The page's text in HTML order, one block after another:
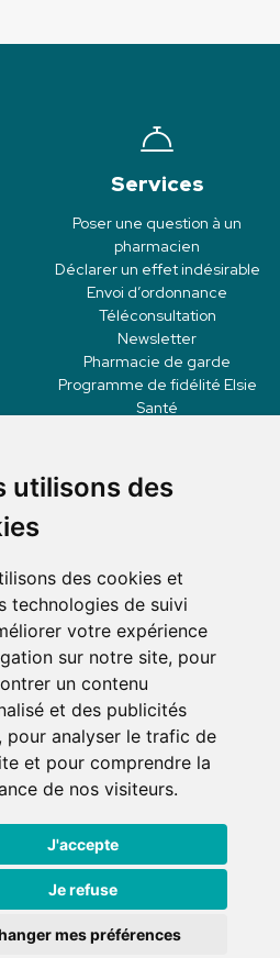
utilisons des
des cookies et
technologies de suivi
votre expérience
sur notre site, pour
un contenu
et des publicités
pour analyser le trafic de
et pour comprendre la
de nos visiteurs.
J'accepte
Je refuse
mes préférences
Services
Poser une question à un
pharmacien
Déclarer un effet indésirable
Envoi d’ordonnance
Téléconsultation
Newsletter
Pharmacie de garde
Programme de fidélité Elsie
Santé
Mode de livraison
suivre
| Tous droits réservés | Apotekisto
| Mentions légales | CGV | Données
Cookies